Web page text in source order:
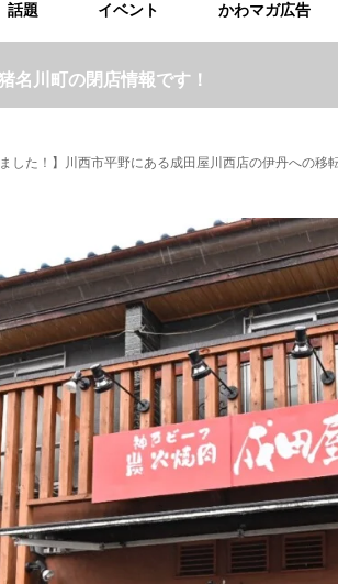
話題 イベント かわマガ広告
名川町の閉店情報です！
した！】川西市平野にある成田屋川西店の伊丹への移